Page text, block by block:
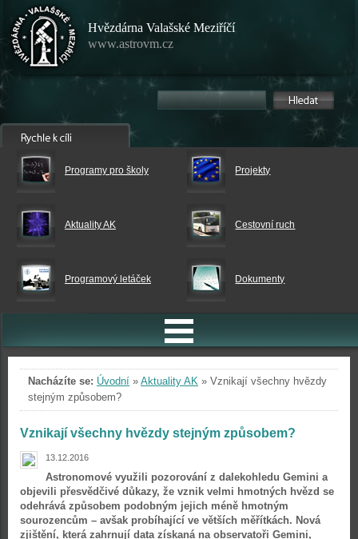
Hvězdárna Valašské Meziříčí
www.astrovm.cz
Programy pro školy Projekty
Aktuality AK Cestovní ruch
Programový letáček Dokumenty
Nacházíte se: Úvodní » Aktuality AK » Vznikají všechny hvězdy
stejným způsobem?
Vznikají všechny hvězdy stejným způsobem?
13.12.2016
Astronomové využili pozorování z dalekohledu Gemini a
objevili přesvědčivé důkazy, že vznik velmi hmotných hvězd se
odehrává způsobem podobným jejich méně hmotným
sourozencům – avšak probíhající ve větších měřítkách. Nová
zjištění, která zahrnují data získaná na observatoři Gemini,